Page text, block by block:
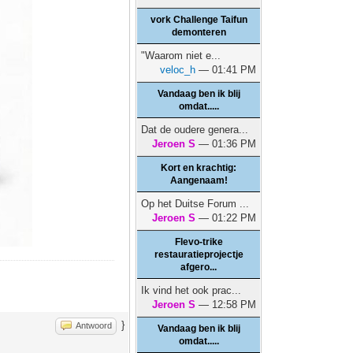
Antwoord }
vork Challenge Taifun
demonteren
"Waarom niet e...
veloc_h — 01:41 PM
Vandaag ben ik blij
omdat.....
Dat de oudere genera...
Jeroen S — 01:36 PM
Kort en krachtig:
Aangenaam!
Op het Duitse Forum ...
Jeroen S — 01:22 PM
Flevo-trike
restauratieprojectje
afgero...
Ik vind het ook prac...
Jeroen S — 12:58 PM
Vandaag ben ik blij
omdat.....